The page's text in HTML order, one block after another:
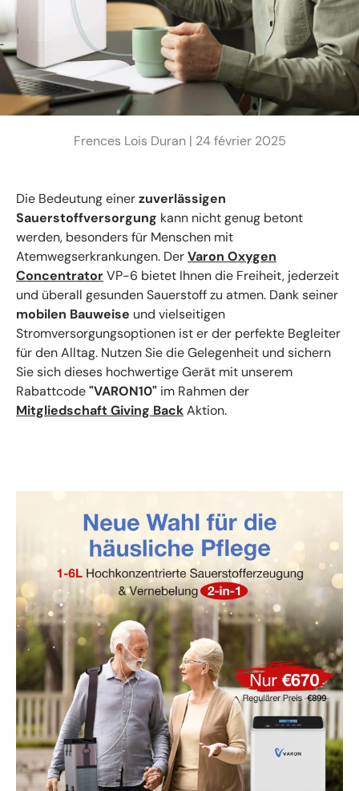
Frences Lois Duran | 24 février 2025
Die Bedeutung einerzuverlässigen
Sauerstoffversorgung kann nicht genug betont
werden, besonders für Menschen mit
Atemwegserkrankungen. DerVaron Oxygen
ConcentratorVP-6 bietet Ihnen die Freiheit, jederzeit
und überall gesunden Sauerstoff zu atmen. Dank seiner
mobilen Bauweise und vielseitigen
Stromversorgungsoptionen ist er der perfekte Begleiter
für den Alltag. Nutzen Sie die Gelegenheit und sichern
Sie sich dieses hochwertige Gerät mit unserem
Rabattcode"VARON10" im Rahmen der
Mitgliedschaft Giving BackAktion.